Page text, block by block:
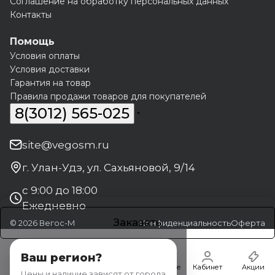
Заказать
Избранные Кабинет Акции
Контакты
Помощь
Условия оплаты
Условия доставки
Гарантия на товар
Правила продажи товаров для покупателей
8(3012) 565-025
site@vegosm.ru
г. Улан-Удэ, ул. Сахьяновой, 9/14
с 9:00 до 18:00
Ежедневно
© 2026 Вегос-М КонфиденциальностьОферта
Ваш регион?